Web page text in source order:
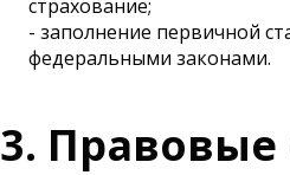
страхование;
- заполнение первичной
федеральными законами.
3.